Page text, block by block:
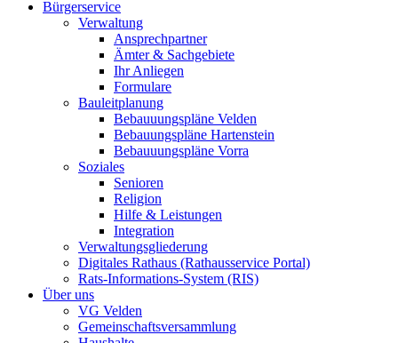
Bürgerservice
Verwaltung
Ansprechpartner
Ämter & Sachgebiete
Ihr Anliegen
Formulare
Bauleitplanung
Bebauuungspläne Velden
Bebauungspläne Hartenstein
Bebauuungspläne Vorra
Soziales
Senioren
Religion
Hilfe & Leistungen
Integration
Verwaltungsgliederung
Digitales Rathaus (Rathausservice Portal)
Rats-Informations-System (RIS)
Über uns
VG Velden
Gemeinschaftsversammlung